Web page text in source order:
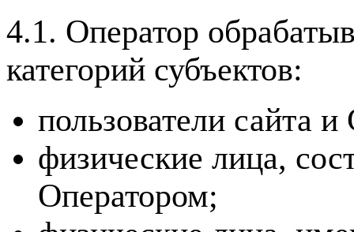
4.1. Оператор
категорий субъектов:
пользователи сайта
физические лица,
Оператором;